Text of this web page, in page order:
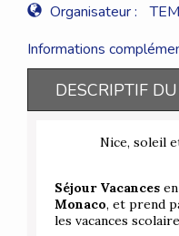
Organisateur :
Informations
DESCRIPTIF
Nice, soleil
Séjour Vacances en
Monaco, et prend
les vacances